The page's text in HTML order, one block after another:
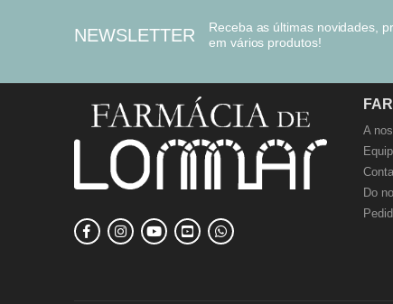
NEWSLETTER
Receba as últimas novidades,
em vários produtos!
A
Do